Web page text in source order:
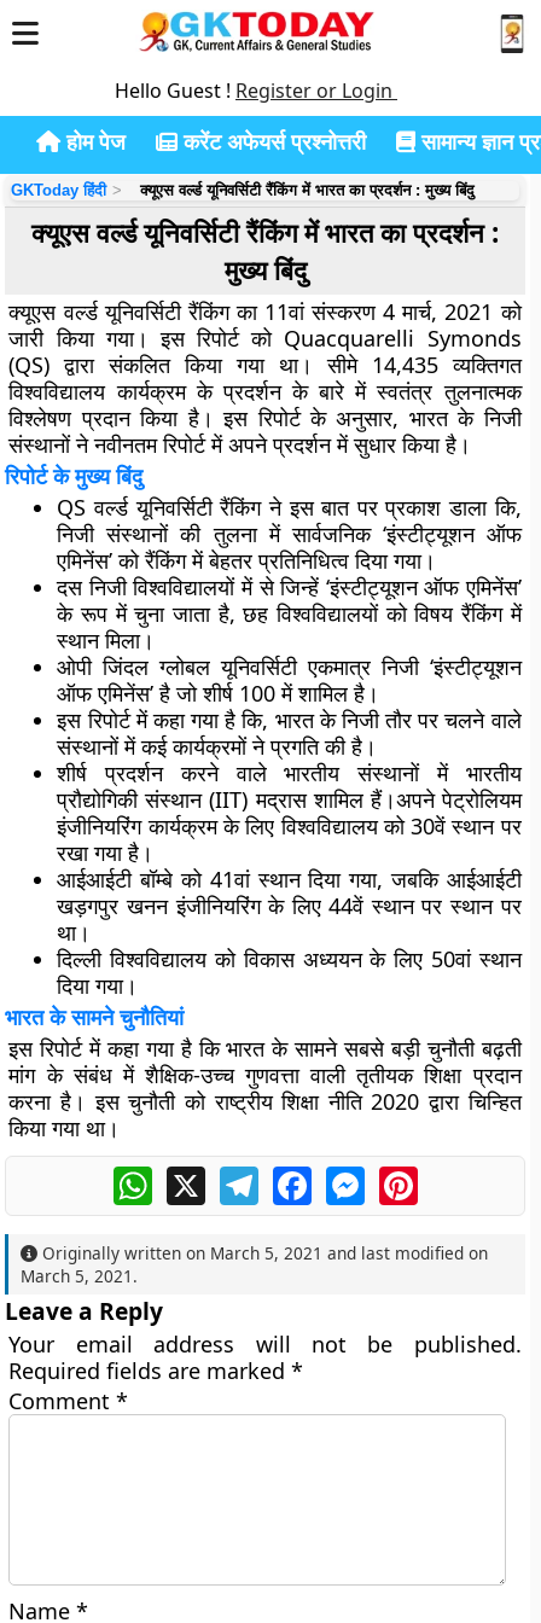
Hello Guest ! Register or Login
होम पेज करेंट अफेयर्स प्रश्नोत्तरी सामान्य ज्ञान
GKToday हिंदी क्यूएस वर्ल्ड यूनिवर्सिटी रैंकिंग में भारत का प्रदर्शन : मुख्य बिंदु
क्यूएस वर्ल्ड यूनिवर्सिटी रैंकिंग में भारत का प्रदर्शन :
मुख्य बिंदु
क्यूएस वर्ल्ड यूनिवर्सिटी रैंकिंग का 11वां संस्करण 4 मार्च, 2021 को
जारी किया गया। इस रिपोर्ट को Quacquarelli Symonds
(QS) द्वारा संकलित किया गया था। सीमे 14,435 व्यक्तिगत
विश्वविद्यालय कार्यक्रम के प्रदर्शन के बारे में स्वतंत्र तुलनात्मक
विश्लेषण प्रदान किया है। इस रिपोर्ट के अनुसार, भारत के निजी
संस्थानों ने नवीनतम रिपोर्ट में अपने प्रदर्शन में सुधार किया है।
रिपोर्ट के मुख्य बिंदु
QS वर्ल्ड यूनिवर्सिटी रैंकिंग ने इस बात पर प्रकाश डाला कि,
निजी संस्थानों की तुलना में सार्वजनिक ‘इंस्टीट्यूशन ऑफ
एमिनेंस’ को रैंकिंग में बेहतर प्रतिनिधित्व दिया गया।
दस निजी विश्वविद्यालयों में से जिन्हें ‘इंस्टीट्यूशन ऑफ एमिनेंस’
के रूप में चुना जाता है, छह विश्वविद्यालयों को विषय रैंकिंग में
स्थान मिला।
ओपी जिंदल ग्लोबल यूनिवर्सिटी एकमात्र निजी ‘इंस्टीट्यूशन
ऑफ एमिनेंस’ है जो शीर्ष 100 में शामिल है।
इस रिपोर्ट में कहा गया है कि, भारत के निजी तौर पर चलने वाले
संस्थानों में कई कार्यक्रमों ने प्रगति की है।
शीर्ष प्रदर्शन करने वाले भारतीय संस्थानों में भारतीय
प्रौद्योगिकी संस्थान (IIT) मद्रास शामिल हैं।अपने पेट्रोलियम
इंजीनियरिंग कार्यक्रम के लिए विश्वविद्यालय को 30वें स्थान पर
रखा गया है।
आईआईटी बॉम्बे को 41वां स्थान दिया गया, जबकि आईआईटी
खड़गपुर खनन इंजीनियरिंग के लिए 44वें स्थान पर स्थान पर
था।
दिल्ली विश्वविद्यालय को विकास अध्ययन के लिए 50वां स्थान
दिया गया।
भारत के सामने चुनौतियां
इस रिपोर्ट में कहा गया है कि भारत के सामने सबसे बड़ी चुनौती बढ़ती
मांग के संबंध में शैक्षिक-उच्च गुणवत्ता वाली तृतीयक शिक्षा प्रदान
करना है। इस चुनौती को राष्ट्रीय शिक्षा नीति 2020 द्वारा चिन्हित
किया गया था।
WhatsApp
X TelegramFacebookMessengerPinterest
Originally written on March 5, 2021 and last modified on
March 5, 2021 .
Leave a Reply
Your email address will not be published.
Required fields are marked*
Comment*
Name*